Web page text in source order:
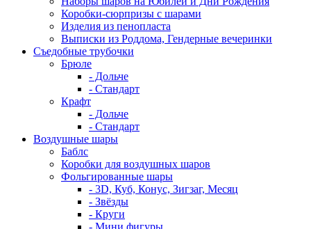
Коробки-сюрпризы с шарами
Изделия из пенопласта
Выписки из Роддома, Гендерные вечеринки
Съедобные трубочки
Брюле
- Дольче
- Стандарт
Крафт
- Дольче
- Стандарт
Воздушные шары
Баблс
Коробки для воздушных шаров
Фольгированные шары
- 3D, Куб, Конус, Зигзаг, Месяц
- Звёзды
- Круги
- Мини фигуры